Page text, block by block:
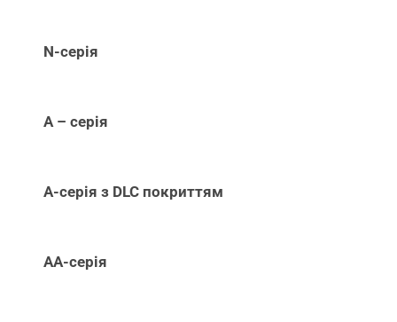
N-серія
А – серія
А-серія з DLC покриттям
АА-серія